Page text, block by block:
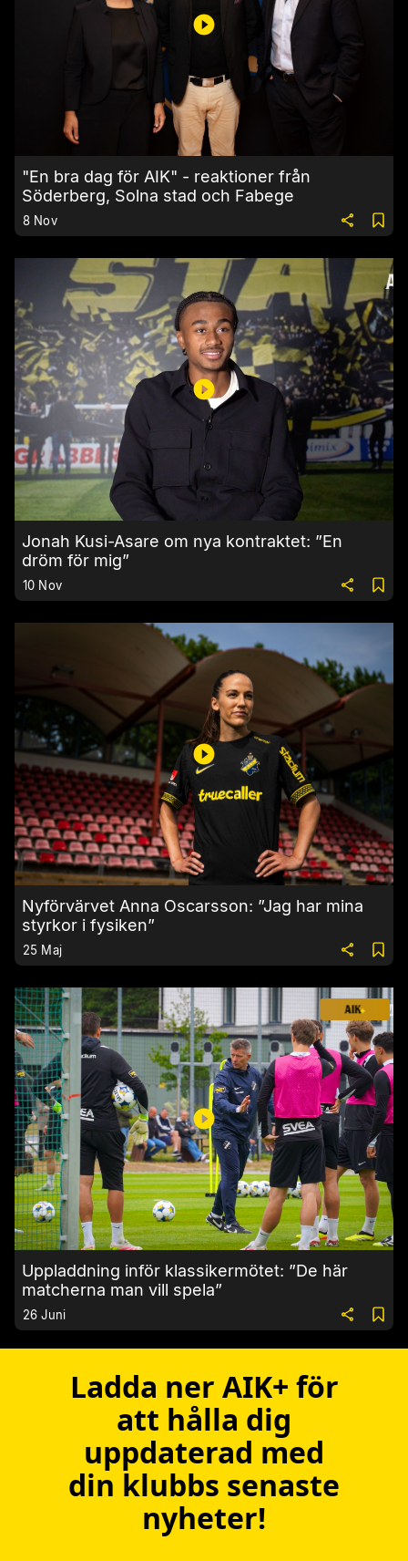
"En bra dag för AIK" - reaktioner från
Söderberg, Solna stad och Fabege
8 Nov
Jonah Kusi-Asare om nya kontraktet: ”En
dröm för mig”
10 Nov
Nyförvärvet Anna Oscarsson: ”Jag har mina
styrkor i fysiken”
25 Maj
Uppladdning inför klassikermötet: ”De här
matcherna man vill spela”
26 Juni
Ladda ner AIK+ för
att hålla dig
uppdaterad med
din klubbs senaste
nyheter!